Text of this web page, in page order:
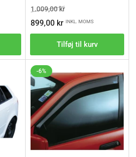
Vejl.pris
1.009,00 krTilbudspris
899,00 kr INKL. MOMS
Tilføj til kurv
-6%